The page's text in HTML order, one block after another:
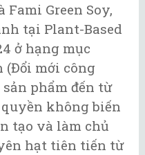
Green Soy,
tại Plant-Based
ở hạng mục
mới công
phẩm đến từ
không biến
tạo và làm chủ
hạt tiên tiến từ